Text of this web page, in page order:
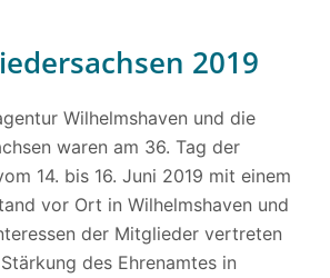
2019
Wilhelmshaven und die
waren am 36. Tag der
14. bis 16. Juni 2019 mit einem
vor Ort in Wilhelmshaven und
der Mitglieder vertreten
des Ehrenamtes in